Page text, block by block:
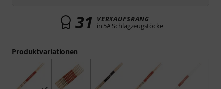
Produktvariationen
31 VERKAUFSRANG
in 5A Schlagzeugstöcke